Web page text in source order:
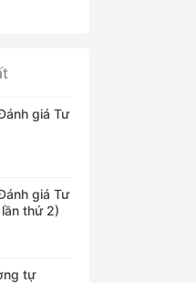
giá Tư
giá Tư
thứ 2)
tự